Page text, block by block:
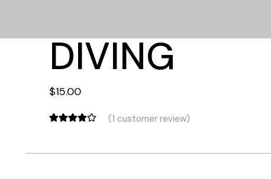
DIVING
$15.00
(1 customer review)